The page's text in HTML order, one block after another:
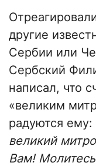
другие
Сербии или
Сербский
написал, что
«великим
радуются ему:
великий
Вам! Молитесь